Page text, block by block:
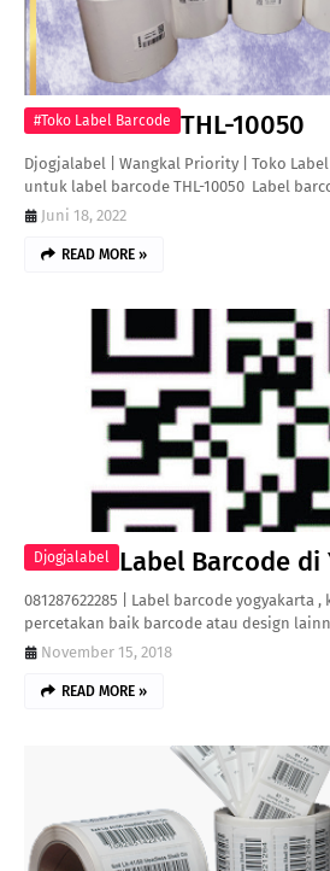
#Toko Label Barcode THL-10050
Djogjalabel | Wangkal Priority | Toko
untuk label barcode THL-10050 Label
Juni 18, 2022
READ MORE »
Djogjalabel Label Barcode di
081287622285 | Label barcode yogyakarta
percetakan baik barcode atau design
November 15, 2018
READ MORE »